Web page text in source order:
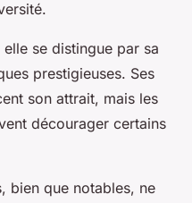
elle se distingue par sa
prestigieuses. Ses
son attrait, mais les
décourager certains
bien que notables, ne